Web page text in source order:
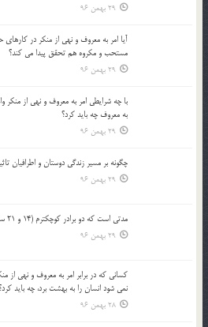
29 بهمن 96
آيا امر به معروف و نهي از منكر در
مستحب و مكروه هم تحقق پيدا مي كند؟
29 بهمن 96
با چه شرايطي امر به معروف و نهي از منکر
به معروف چه بايد کرد؟
29 بهمن 96
چگونه بر مسير زندگي دوستان و اطرافيان
29 بهمن 96
مدتي است كه دو برادر كوچكترم (14 و 21 ساله) با گرفتن چند CD …
29 بهمن 96
كساني كه در برابر امر به معروف و نهي از
نمي شود انسان را به بهشت برد، چه بايد
28 بهمن 96